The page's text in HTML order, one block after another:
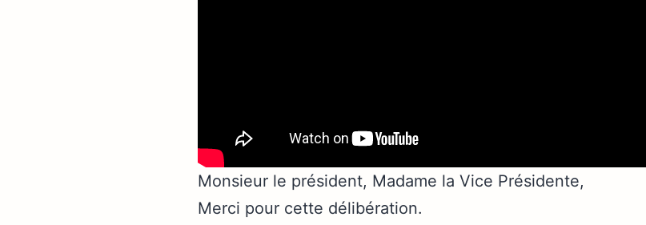
Monsieur le président, Madame la Vice Présidente,
Merci pour cette délibération.